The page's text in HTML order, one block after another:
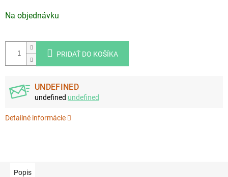
cena:
Na objednávku
PRIDAŤ DO KOŠÍKA
UNDEFINED
undefined undefined
Detailné informácie
Popis